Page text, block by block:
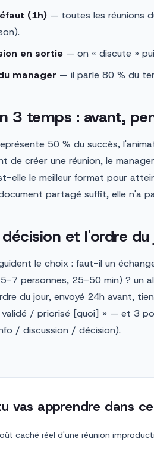
(1h) — toutes les réunions
en sortie — on « discute »
manager — il parle 80 % du
3 temps : avant,
50 % du succès,
de créer une réunion, le
elle le meilleur format pour
partagé suffit, elle n'a
et l'ordre du
le choix : faut-il un
7 personnes, 25-50 min) ? un
du jour, envoyé 24h avant,
/ priorisé [quoi] » — et 3
/ discussion / décision).
vas apprendre dans
caché réel d'une réunion